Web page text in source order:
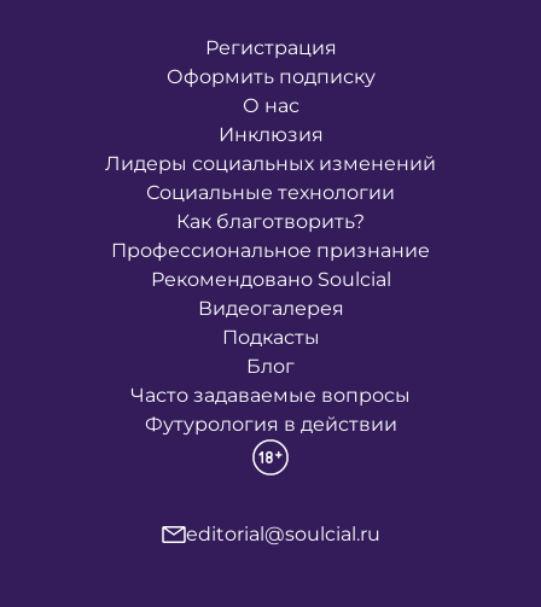
Регистрация
Оформить подписку
О нас
Инклюзия
Лидеры социальных изменений
Социальные технологии
Как благотворить?
Профессиональное признание
Рекомендовано Soulcial
Видеогалерея
Подкасты
Блог
Часто задаваемые вопросы
Футурология в действии
editorial@soulcial.ru